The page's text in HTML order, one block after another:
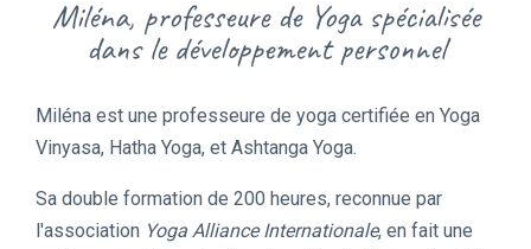
Miléna, professeure de Yoga spécialisée
dans le développement personnel
Miléna est une professeure de yoga certifiée en Yoga
Vinyasa, Hatha Yoga, et Ashtanga Yoga.
Sa double formation de 200 heures, reconnue par
l'association Yoga Alliance Internationale, en fait une